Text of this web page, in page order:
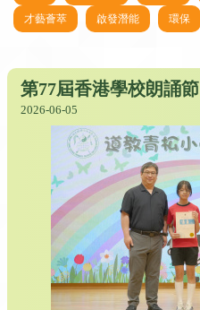
才藝薈萃 啟發潛能 環保
第77屆香港學校朗誦節
2026-06-05